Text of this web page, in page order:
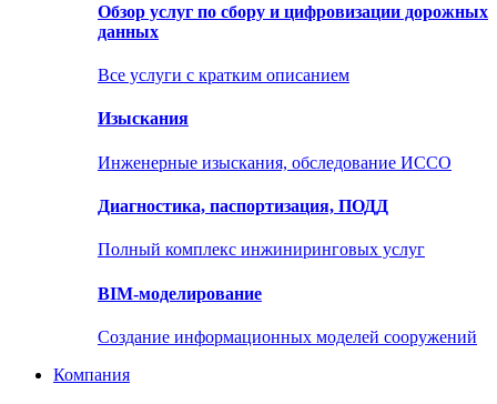
Обзор услуг по сбору и цифровизации дорожных
данных
Все услуги с кратким описанием
Изыскания
Инженерные изыскания, обследование ИССО
Диагностика, паспортизация, ПОДД
Полный комплекс инжиниринговых услуг
BIM-моделирование
Создание информационных моделей сооружений
Компания